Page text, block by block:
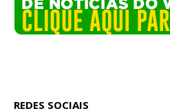
REDES SOCIAIS